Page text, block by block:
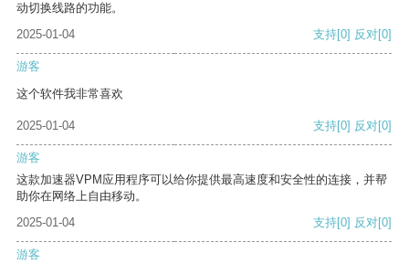
动切换线路的功能。
2025-01-04
支持[0] 反对[0]
游客
这个软件我非常喜欢
2025-01-04 支持[0] 反对[0]
游客
这款加速器VPM应用程序可以给你提供最高速度和安全性的连接，并帮
助你在网络上自由移动。
2025-01-04
支持[0] 反对[0]
游客